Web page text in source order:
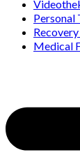
Personal
Medical